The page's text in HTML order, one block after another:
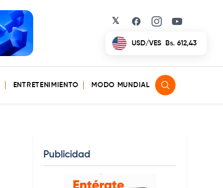
𝕏 Facebook
Instagram
YouTube
EUR/VES Bs. 702,42
ENTRETENIMIENTO MODO MUNDIAL
Publicidad